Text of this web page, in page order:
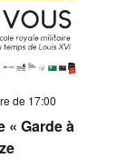
« Garde à
de 17:00